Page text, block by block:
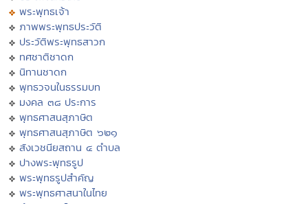
พระพุทธเจ้า
ภาพพระพุทธประวัติ
ประวัติพระพุทธสาวก
ทศชาติชาดก
นิทานชาดก
พุทธวจนในธรรมบท
มงคล ๓๘ ประการ
พุทธศาสนสุภาษิต
พุทธศาสนสุภาษิต ๖๒๑
สังเวชนียสถาน ๔ ตำบล
ปางพระพุทธรูป
พระพุทธรูปสำคัญ
พระพุทธศาสนาในไทย